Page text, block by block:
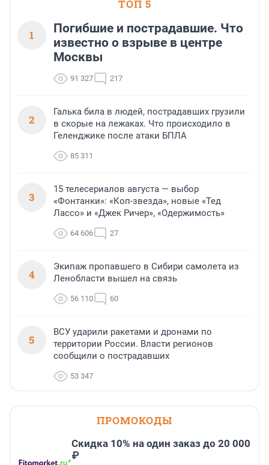
ТОП 5
1
Погибшие и пострадавшие. Что
известно о взрыве в центре
Москвы
91 327 217
2
Галька била в людей, пострадавших грузили
в скорые на лежаках. Что происходило в
Геленджике после атаки БПЛА
85 311
3
15 телесериалов августа — выбор
«Фонтанки»: «Коп-звезда», новые «Тед
Лассо» и «Джек Ричер», «Одержимость»
64 606 27
4
Экипаж пропавшего в Сибири самолета из
Ленобласти вышел на связь
56 110 60
5
ВСУ ударили ракетами и дронами по
территории России. Власти регионов
сообщили о пострадавших
53 347
ПРОМОКОДЫ
Скидка 10% на один заказ до 20 000
₽